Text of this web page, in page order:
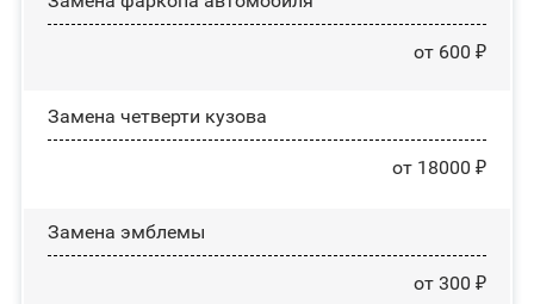
от 600 ₽
Замена четверти кузова
от 18000 ₽
Замена эмблемы
от 300 ₽